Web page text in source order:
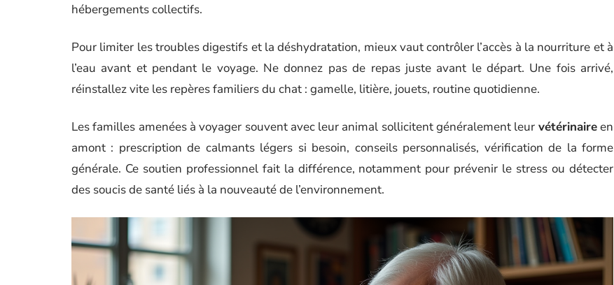
hébergements collectifs.
Pour limiter les troubles digestifs et la déshydratation, mieux vaut contrôler l’accès à la nourriture et à
l’eau avant et pendant le voyage. Ne donnez pas de repas juste avant le départ. Une fois arrivé,
réinstallez vite les repères familiers du chat : gamelle, litière, jouets, routine quotidienne.
Les familles amenées à voyager souvent avec leur animal sollicitent généralement leur vétérinaireen
amont : prescription de calmants légers si besoin, conseils personnalisés, vérification de la forme
générale. Ce soutien professionnel fait la différence, notamment pour prévenir le stress ou détecter
des soucis de santé liés à la nouveauté de l’environnement.